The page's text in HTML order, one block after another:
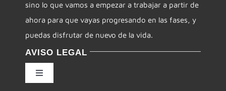
sino lo que vamos a empezar a trabajar a partir de
ahora para que vayas progresando en las fases, y
puedas disfrutar de nuevo de la vida.
AVISO LEGAL
Toggle
Navigation